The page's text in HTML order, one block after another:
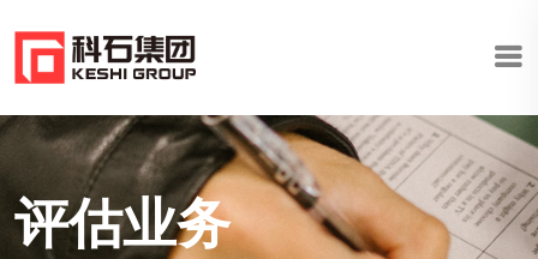
评估业务